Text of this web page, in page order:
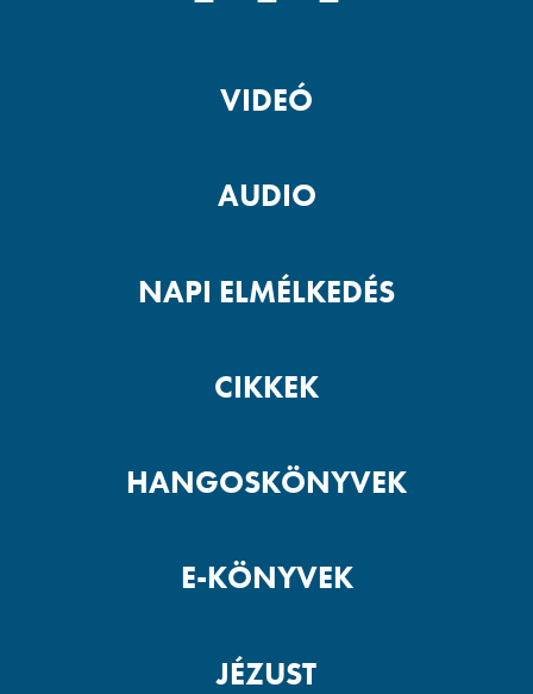
VIDEÓ
AUDIO
NAPI ELMÉLKEDÉS
CIKKEK
HANGOSKÖNYVEK
E-KÖNYVEK
JÉZUST